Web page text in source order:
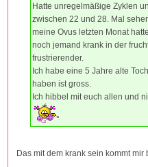
Hatte unregelmäßige Zyklen
zwischen 22 und 28. Mal
meine Ovus letzten Monat
noch jemand krank in der
frustrierender.
Ich habe eine 5 Jahre alte
haben ist gross.
Ich hibbel mit euch allen und
Das mit dem krank sein kommt mir